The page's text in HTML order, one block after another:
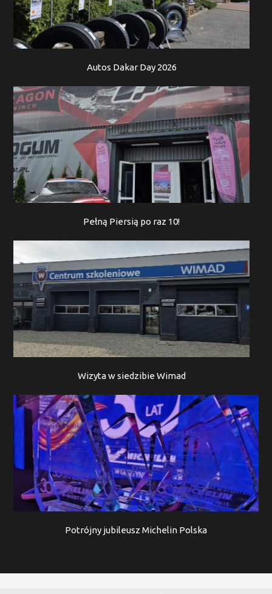
Autos Dakar Day 2026
Pełną Piersią po raz 10!
Wizyta w siedzibie Wimad
Potrójny jubileusz Michelin Polska